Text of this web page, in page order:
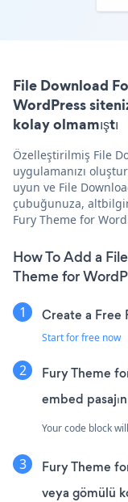
File Download
WordPress
kolay olmamıştı
Özelleştirilmiş File
uygulamanızı
uyun ve File
çubuğunuza,
Fury Theme for
How To Add a
Theme for
Create a Free
Start for free now
Fury Theme
embed
Your code block
Fury Theme
veya gömülü